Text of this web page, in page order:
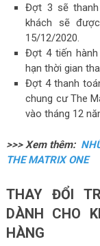
Đợt 3 sẽ
khách sẽ
15/12/2020.
Đợt 4 tiến hành
hạn thời gian
Đợt 4 thanh
chung cư The
vào tháng 12
>>> Xem thêm:
THE MATRIX ONE
THAY ĐỔI
DÀNH CHO
HÀNG